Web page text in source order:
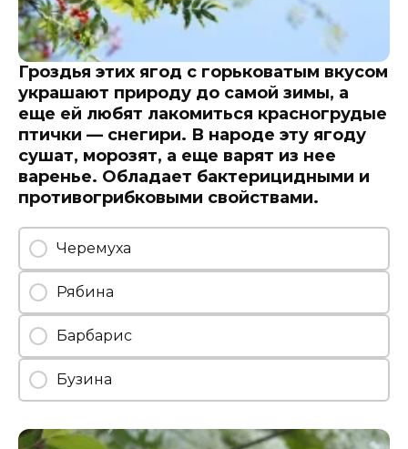
Гроздья этих ягод с горьковатым вкусом
украшают природу до самой зимы, а
еще ей любят лакомиться красногрудые
птички — снегири. В народе эту ягоду
сушат, морозят, а еще варят из нее
варенье. Обладает бактерицидными и
противогрибковыми свойствами.
Черемуха
Рябина
Барбарис
Бузина